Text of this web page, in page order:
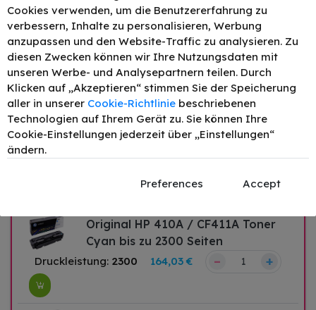
Alle Original Produkte für HP
Color LaserJet Pro M452dn
Original HP 410A / CF410A Toner
Original HP 410A / CF411A Toner
Cyan bis zu 2300 Seiten
Druckleistung: 2300 164,03 € – +
Cookies verwenden, um die Benutzererfahrung zu
verbessern, Inhalte zu personalisieren, Werbung
anzupassen und den Website-Traffic zu analysieren. Zu
diesen Zwecken können wir Ihre Nutzungsdaten mit
unseren Werbe- und Analysepartnern teilen. Durch
Klicken auf „Akzeptieren“ stimmen Sie der Speicherung
aller in unserer Cookie-Richtlinie beschriebenen
Technologien auf Ihrem Gerät zu. Sie können Ihre
Cookie-Einstellungen jederzeit über „Einstellungen“
ändern.
Preferences Accept